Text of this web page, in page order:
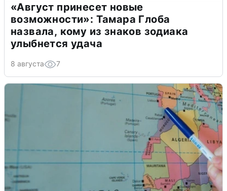
«Август принесет новые
возможности»: Тамара Глоба
назвала, кому из знаков зодиака
улыбнется удача
8 августа 7